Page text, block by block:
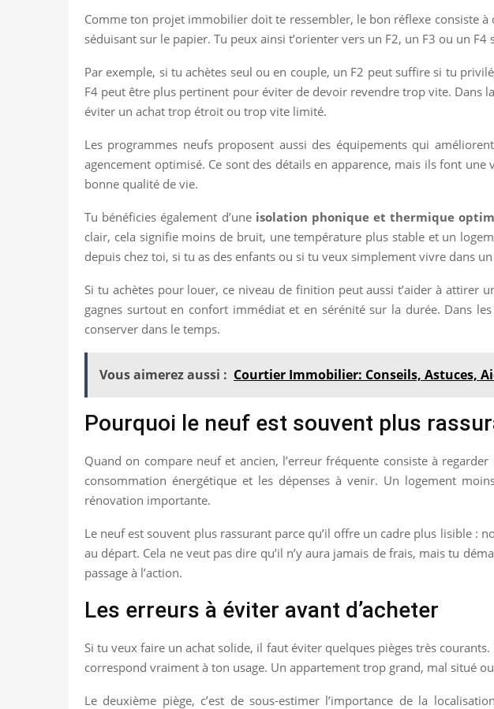
Comme ton projet immobilier doit te ressembler, le bon réflexe consiste
séduisant sur le papier. Tu peux ainsi t’orienter vers un F2, un F3 ou un
Par exemple, si tu achètes seul ou en couple, un F2 peut suffire si tu
F4 peut être plus pertinent pour éviter de devoir revendre trop vite. Dans
éviter un achat trop étroit ou trop vite limité.
Les programmes neufs proposent aussi des équipements qui
agencement optimisé. Ce sont des détails en apparence, mais ils font
bonne qualité de vie.
Tu bénéficies également d’une isolation phonique et thermique
clair, cela signifie moins de bruit, une température plus stable et un
depuis chez toi, si tu as des enfants ou si tu veux simplement vivre dans
Si tu achètes pour louer, ce niveau de finition peut aussi t’aider à attirer
gagnes surtout en confort immédiat et en sérénité sur la durée. Dans
conserver dans le temps.
Vous aimerez aussi : Courtier Immobilier: Conseils, Astuces,
Pourquoi le neuf est souvent plus
Quand on compare neuf et ancien, l’erreur fréquente consiste à
consommation énergétique et les dépenses à venir. Un logement
rénovation importante.
Le neuf est souvent plus rassurant parce qu’il offre un cadre plus lisible
au départ. Cela ne veut pas dire qu’il n’y aura jamais de frais, mais tu
passage à l’action.
Les erreurs à éviter avant d’acheter
Si tu veux faire un achat solide, il faut éviter quelques pièges très
correspond vraiment à ton usage. Un appartement trop grand, mal situé
Le deuxième piège, c’est de sous-estimer l’importance de la